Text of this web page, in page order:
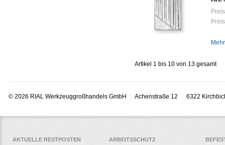
Artikel 1 bis 10 von 13 gesamt
© 2026 RIAL Werkzeuggroßhandels GmbH Achenstraße 12 6322
AKTUELLE RESTPOSTEN
ARBEITSSCHUTZ